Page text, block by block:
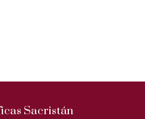
Sacristán